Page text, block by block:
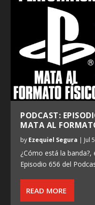
PODCAST:
MATA AL
by Ezequiel Segura | Jul
¿Cómo está la
Episodio 656 del
READ MORE